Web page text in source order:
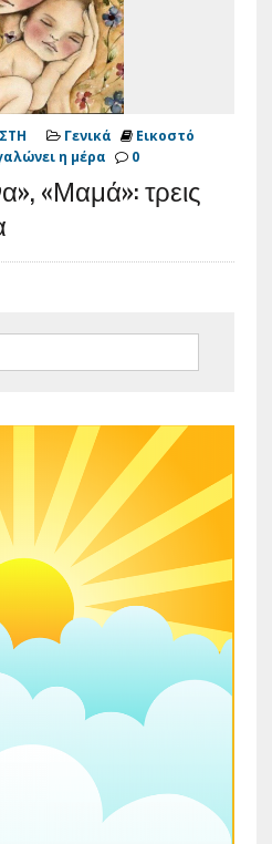
Γενικά
Εικοστό
η μέρα
0
«Μαμά»: τρεις